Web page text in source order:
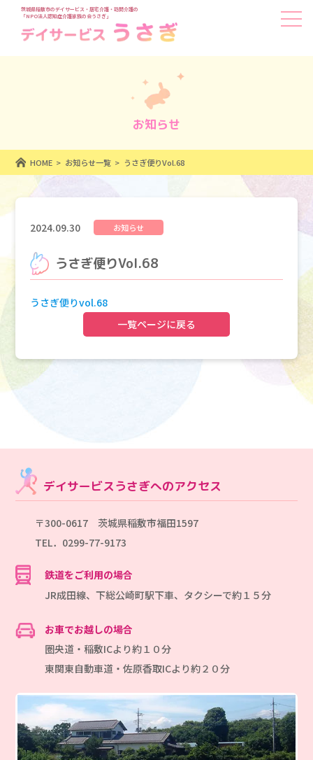
茨城県稲敷市のデイサービス・居宅介護・訪問介護の
「NPO法人認知症介護家族の会うさぎ」
お知らせ
HOME お知らせ一覧 うさぎ便りVol.68
2024.09.30 お知らせ
うさぎ便りVol.68
うさぎ便りvol.68
一覧ページに戻る
デイサービスうさぎへのアクセス
〒300-0617 茨城県稲敷市福田1597
TEL．0299-77-9173
鉄道をご利用の場合
JR成田線、下総公崎町駅下車、タクシーで約１５分
お車でお越しの場合
圏央道・稲敷ICより約１０分
東関東自動車道・佐原香取ICより約２０分